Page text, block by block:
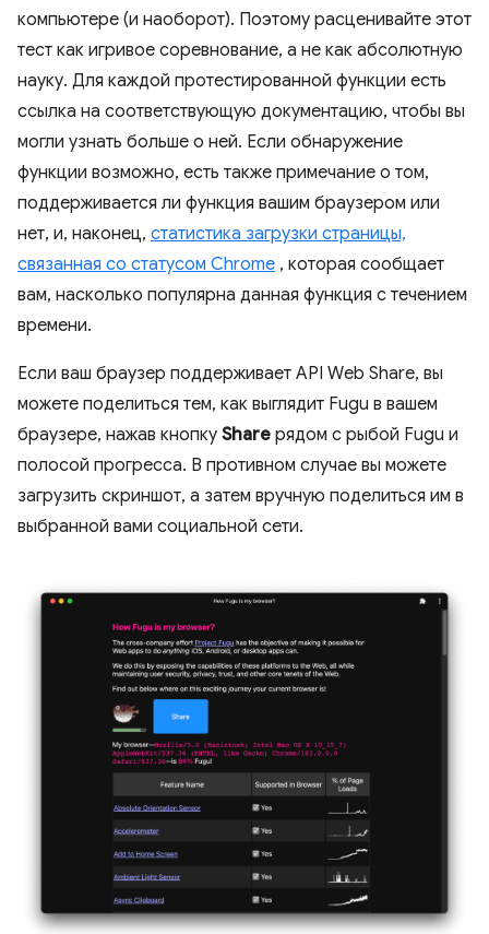
компьютере (и наоборот). Поэтому расценивайте этот
тест как игривое соревнование, а не как абсолютную
науку. Для каждой протестированной функции есть
ссылка на соответствующую документацию, чтобы вы
могли узнать больше о ней. Если обнаружение
функции возможно, есть также примечание о том,
поддерживается ли функция вашим браузером или
нет, и, наконец, статистика загрузки страницы,
связанная со статусом Chrome , которая сообщает
вам, насколько популярна данная функция с течением
времени.
Если ваш браузер поддерживает API Web Share, вы
можете поделиться тем, как выглядит Fugu в вашем
браузере, нажав кнопку Share рядом с рыбой Fugu и
полосой прогресса. В противном случае вы можете
загрузить скриншот, а затем вручную поделиться им в
выбранной вами социальной сети.